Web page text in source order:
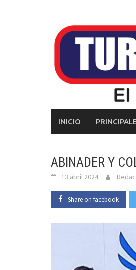
INICIO
ABINADER Y
13 abril 2024
Share on facebook